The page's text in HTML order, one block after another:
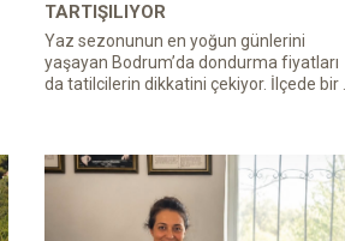
TARTIŞILIYOR
Yaz sezonunun en yoğun günlerini
yaşayan Bodrum’da dondurma fiyatları
da tatilcilerin dikkatini çekiyor. İlçede bir ...